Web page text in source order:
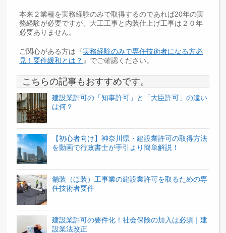
本来２業種を実務経験のみで取得するのであれば20年の実
務経験が必要ですが、大工工事と内装仕上げ工事は２０年
必要ありません。
ご関心がある方は『実務経験のみで専任技術者になる方必
見！要件緩和とは？ 』でご確認ください。
こちらの記事もおすすめです。
建設業許可の「知事許可」と「大臣許可」の違い
は何？
【初心者向け】神奈川県・建設業許可の取得方法
を動画で行政書士が手引より簡単解説！
舗装（ほ装）工事業の建設業許可を取るための専
任技術者要件
建設業許可の要件化！社会保険の加入は必須｜建
設業法改正